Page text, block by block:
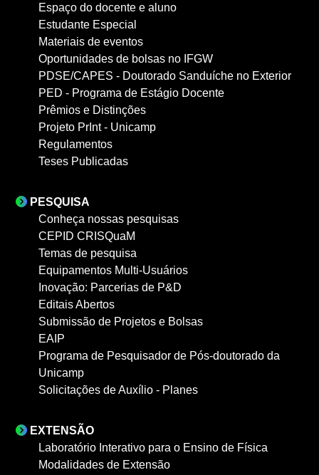
Espaço do docente e aluno
Estudante Especial
Materiais de eventos
Oportunidades de bolsas no IFGW
PDSE/CAPES - Doutorado Sanduíche no Exterior
PED - Programa de Estágio Docente
Prêmios e Distinções
Projeto PrInt - Unicamp
Regulamentos
Teses Publicadas
PESQUISA
Conheça nossas pesquisas
CEPID CRISQuaM
Temas de pesquisa
Equipamentos Multi-Usuários
Inovação: Parcerias de P&D
Editais Abertos
Submissão de Projetos e Bolsas
EAIP
Programa de Pesquisador de Pós-doutorado da
Unicamp
Solicitações de Auxílio - Planes
EXTENSÃO
Laboratório Interativo para o Ensino de Física
Modalidades de Extensão